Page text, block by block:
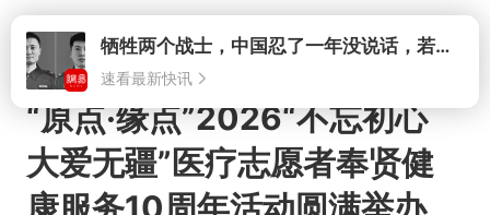
打开
“原点·缘点”2026“不忘初心
大爱无疆”医疗志愿者奉贤健